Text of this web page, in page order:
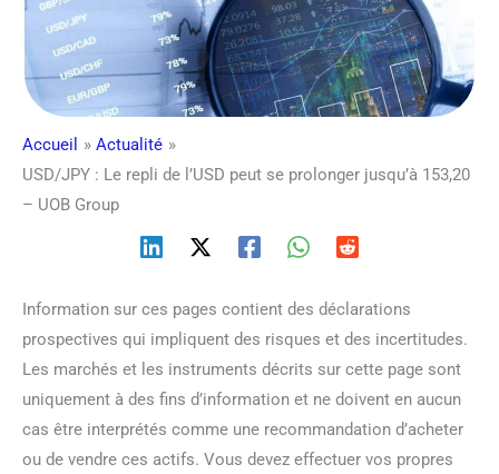
Accueil
Actualité
USD/JPY : Le repli de l’USD peut se prolonger jusqu’à 153,20
– UOB Group
Information sur ces pages contient des déclarations
prospectives qui impliquent des risques et des incertitudes.
Les marchés et les instruments décrits sur cette page sont
uniquement à des fins d’information et ne doivent en aucun
cas être interprétés comme une recommandation d’acheter
ou de vendre ces actifs. Vous devez effectuer vos propres